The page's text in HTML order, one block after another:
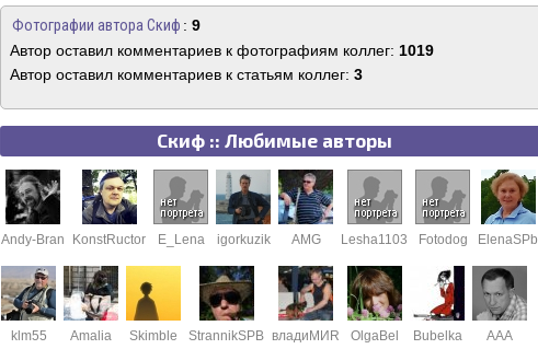
Фотографии автора Скиф : 9
Автор оставил комментариев к фотографиям коллег: 1019
Автор оставил комментариев к статьям коллег: 3
Скиф :: Любимые авторы
Andy-Bran KonstRuctor E_Lena igorkuzik AMG Lesha1103 Fotodog ElenaSPb
klm55 Amalia Skimble StrannikSPB владиМИR OlgaBel Bubelka ААА